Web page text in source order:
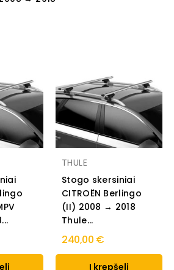
THULE
Stogo skersiniai
CITROËN Berlingo
(II) 2008 → 2018
Thule...
240,00 €
Į krepšelį